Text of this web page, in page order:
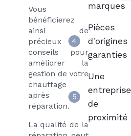
Vous
bénéficierez
ainsi de
précieux
conseils pour
améliorer la
gestion de votre
chauffage
après
réparation.
La qualité de la
marques
4
Pièces
d'origines
garanties
5
Une
entreprise
de
proximité